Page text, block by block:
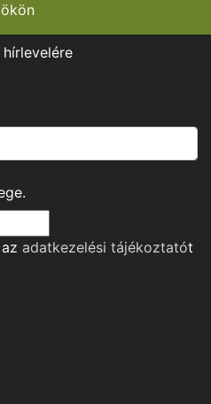
adatkezelési tájékoztatót